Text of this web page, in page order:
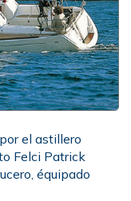
el astillero
Felci Patrick
équipado